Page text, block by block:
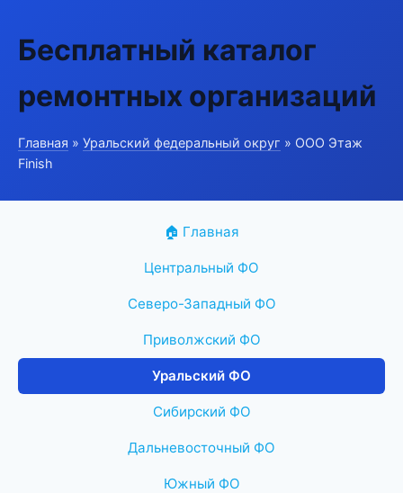
Бесплатный каталог
ремонтных организаций
Главная » Уральский федеральный округ » ООО Этаж
Finish
🏠 Главная
Центральный ФО
Северо-Западный ФО
Приволжский ФО
Уральский ФО
Сибирский ФО
Дальневосточный ФО
Южный ФО